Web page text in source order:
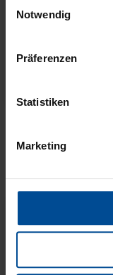
gesammelt haben.
Notwendig
Präferenzen
Statistiken
Marketing
KIDS